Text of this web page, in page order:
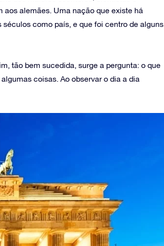
aos alemães. Uma nação que existe há
como país, e que foi centro de alguns
tão bem sucedida, surge a pergunta: o que
coisas. Ao observar o dia a dia